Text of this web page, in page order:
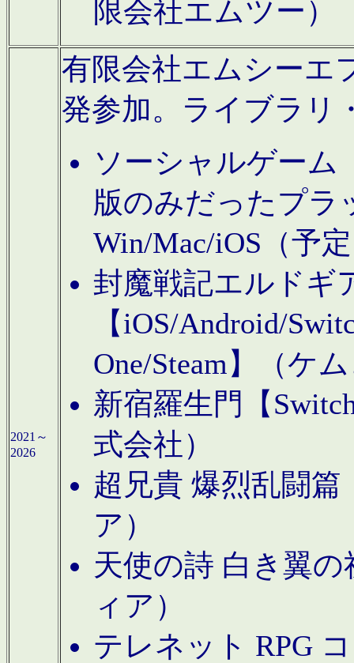
限会社エムツー）
2021～
2026
有限会社エムシーエ
発参加。ライブラリ
ソーシャルゲーム
版のみだったプラ
Win/Mac/iOS（予
封魔戦記エルドギ
【iOS/Android/
One/Steam】（ケ
新宿羅生門【
式会社）
超兄貴 爆烈乱闘篇
ア）
天使の詩 白き翼
ィア）
テレネット RPG